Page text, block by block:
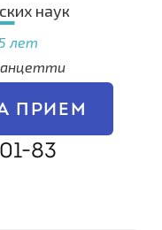
наук
лет
ПРИЕМ
83